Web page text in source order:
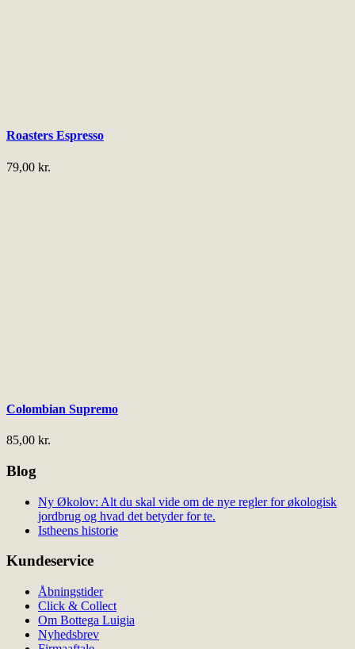
Roasters Espresso
79,00 kr.
Colombian Supremo
85,00 kr.
Blog
Ny Økolov: Alt du skal vide om de nye regler for økologisk
jordbrug og hvad det betyder for te.
Istheens historie
Kundeservice
Åbningstider
Click & Collect
Om Bottega Luigia
Nyhedsbrev